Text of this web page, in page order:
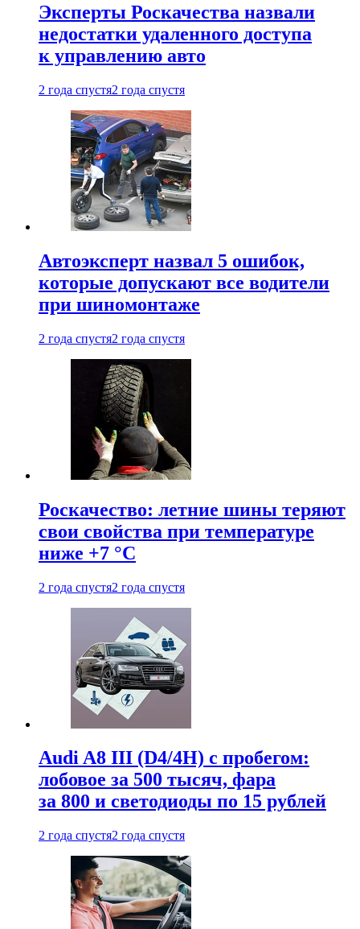
Эксперты Роскачества назвали
недостатки удаленного доступа
к управлению авто
2 года спустя2 года спустя
Автоэксперт назвал 5 ошибок,
которые допускают все водители
при шиномонтаже
2 года спустя2 года спустя
Роскачество: летние шины теряют
свои свойства при температуре
ниже +7 °C
2 года спустя2 года спустя
Audi A8 III (D4/4H) c пробегом:
лобовое за 500 тысяч, фара
за 800 и светодиоды по 15 рублей
2 года спустя2 года спустя